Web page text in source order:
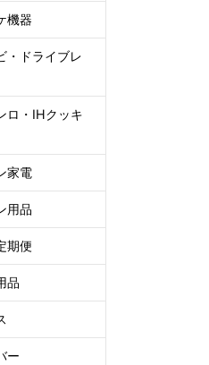
機器
・ドライブレ
ロ・IHクッキ
家電
用品
期便
品
ー